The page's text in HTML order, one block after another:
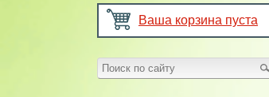
Ваша корзина пуста